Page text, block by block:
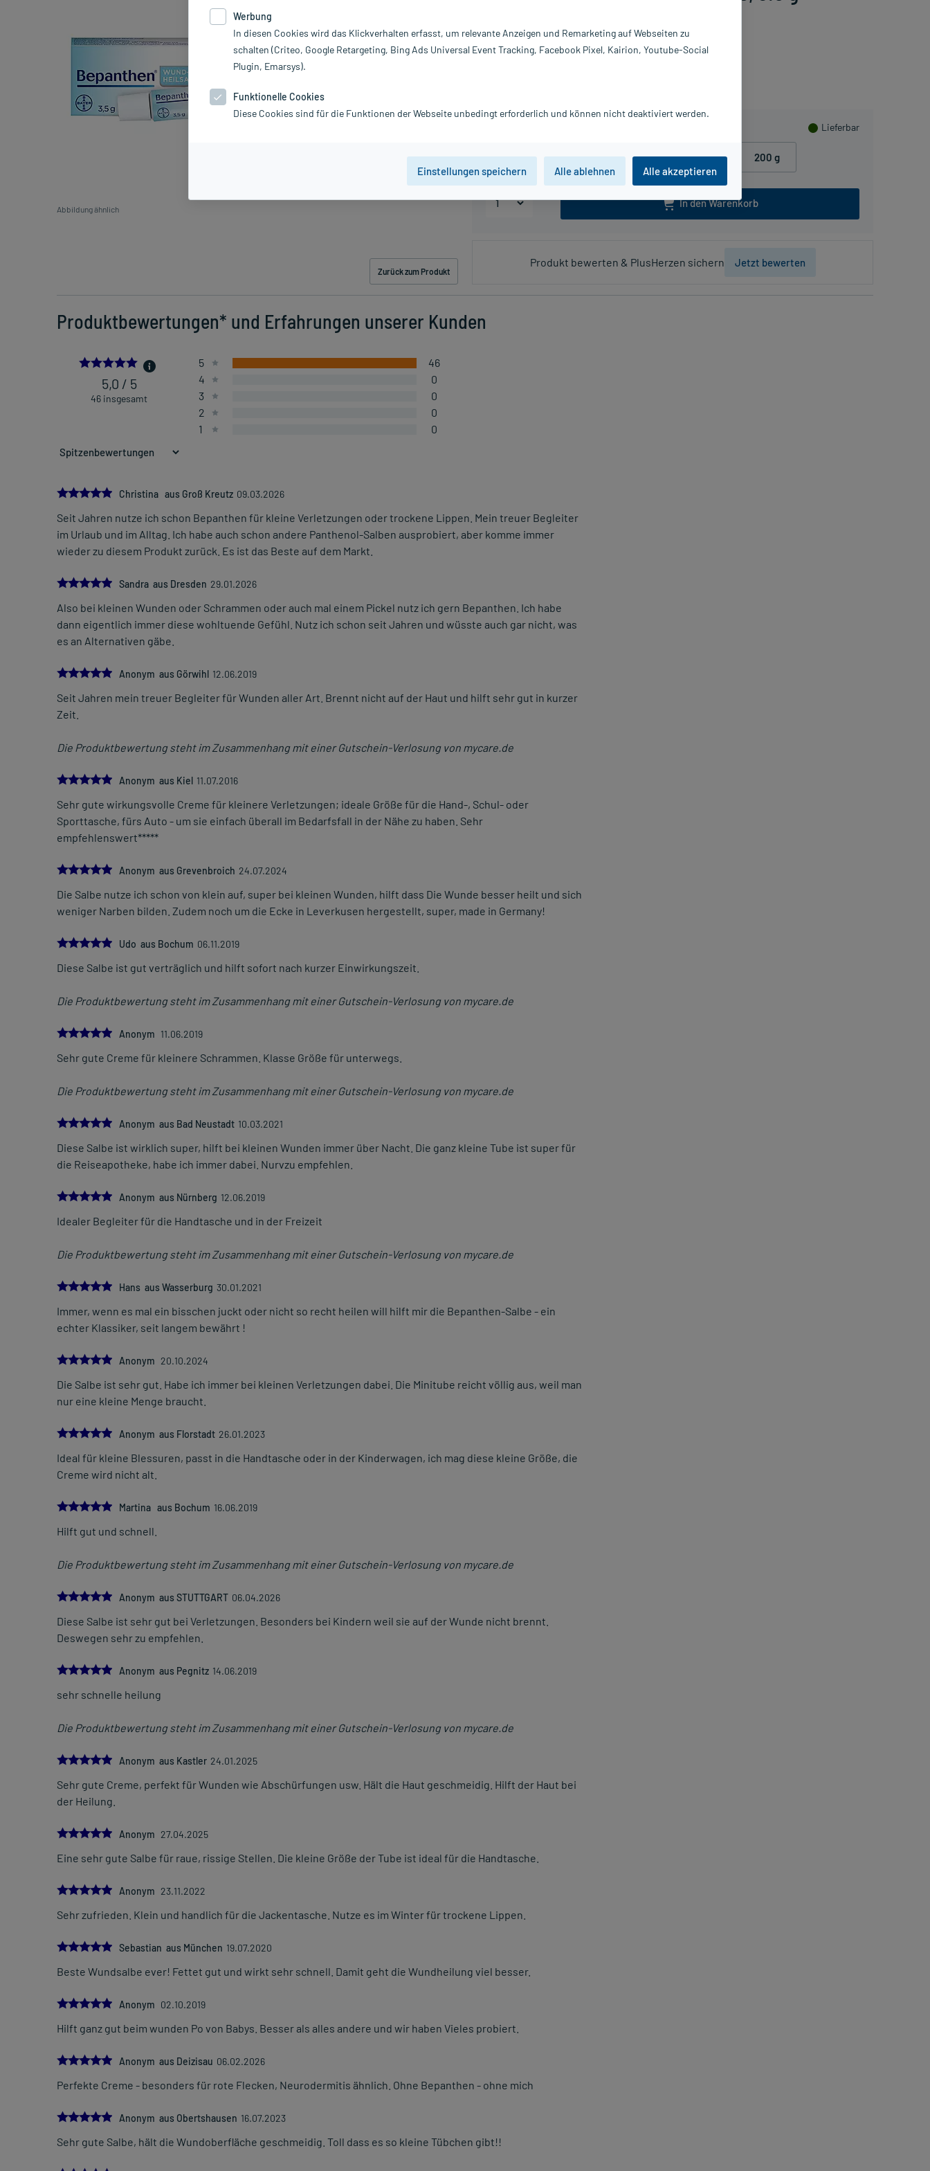
Abbildung ähnlich
Zurück zum Produkt
PZN:01578793
Lieferbar
4 g 20 g 50 g 100 g 200 g
In den Warenkorb
Produkt bewerten & PlusHerzen sichern Jetzt bewerten
Produktbewertungen* und Erfahrungen unserer Kunden
5.0
5,0 / 5
46 insgesamt
5
46
4
0
3
0
2
0
1
0
5.0
Christina aus Groß Kreutz 09.03.2026
Seit Jahren nutze ich schon Bepanthen für kleine Verletzungen oder trockene Lippen. Mein treuer Begleiter
im Urlaub und im Alltag. Ich habe auch schon andere Panthenol-Salben ausprobiert, aber komme immer
wieder zu diesem Produkt zurück. Es ist das Beste auf dem Markt.
5.0
Sandra aus Dresden 29.01.2026
Also bei kleinen Wunden oder Schrammen oder auch mal einem Pickel nutz ich gern Bepanthen. Ich habe
dann eigentlich immer diese wohltuende Gefühl. Nutz ich schon seit Jahren und wüsste auch gar nicht, was
es an Alternativen gäbe.
5.0
Anonym aus Görwihl 12.06.2019
Seit Jahren mein treuer Begleiter für Wunden aller Art. Brennt nicht auf der Haut und hilft sehr gut in kurzer
Zeit.
Die Produktbewertung steht im Zusammenhang mit einer Gutschein-Verlosung von mycare.de
5.0
Anonym aus Kiel 11.07.2016
Sehr gute wirkungsvolle Creme für kleinere Verletzungen; ideale Größe für die Hand-, Schul- oder
Sporttasche, fürs Auto - um sie einfach überall im Bedarfsfall in der Nähe zu haben. Sehr
empfehlenswert*****
5.0
Anonym aus Grevenbroich 24.07.2024
Die Salbe nutze ich schon von klein auf, super bei kleinen Wunden, hilft dass Die Wunde besser heilt und sich
weniger Narben bilden. Zudem noch um die Ecke in Leverkusen hergestellt, super, made in Germany!
5.0
Udo aus Bochum 06.11.2019
Diese Salbe ist gut verträglich und hilft sofort nach kurzer Einwirkungszeit.
Die Produktbewertung steht im Zusammenhang mit einer Gutschein-Verlosung von mycare.de
5.0
Anonym 11.06.2019
Sehr gute Creme für kleinere Schrammen. Klasse Größe für unterwegs.
Die Produktbewertung steht im Zusammenhang mit einer Gutschein-Verlosung von mycare.de
5.0
Anonym aus Bad Neustadt 10.03.2021
Diese Salbe ist wirklich super, hilft bei kleinen Wunden immer über Nacht. Die ganz kleine Tube ist super für
die Reiseapotheke, habe ich immer dabei. Nurvzu empfehlen.
5.0
Anonym aus Nürnberg 12.06.2019
Idealer Begleiter für die Handtasche und in der Freizeit
Die Produktbewertung steht im Zusammenhang mit einer Gutschein-Verlosung von mycare.de
5.0
Hans aus Wasserburg 30.01.2021
Immer, wenn es mal ein bisschen juckt oder nicht so recht heilen will hilft mir die Bepanthen-Salbe - ein
echter Klassiker, seit langem bewährt !
5.0
Anonym 20.10.2024
Die Salbe ist sehr gut. Habe ich immer bei kleinen Verletzungen dabei. Die Minitube reicht völlig aus, weil man
nur eine kleine Menge braucht.
5.0
Anonym aus Florstadt 26.01.2023
Ideal für kleine Blessuren, passt in die Handtasche oder in der Kinderwagen, ich mag diese kleine Größe, die
Creme wird nicht alt.
5.0
Martina aus Bochum 16.06.2019
Hilft gut und schnell.
Die Produktbewertung steht im Zusammenhang mit einer Gutschein-Verlosung von mycare.de
5.0
Anonym aus STUTTGART 06.04.2026
Diese Salbe ist sehr gut bei Verletzungen. Besonders bei Kindern weil sie auf der Wunde nicht brennt.
Deswegen sehr zu empfehlen.
5.0
Anonym aus Pegnitz 14.06.2019
sehr schnelle heilung
Die Produktbewertung steht im Zusammenhang mit einer Gutschein-Verlosung von mycare.de
5.0
Anonym aus Kastler 24.01.2025
Sehr gute Creme, perfekt für Wunden wie Abschürfungen usw. Hält die Haut geschmeidig. Hilft der Haut bei
der Heilung.
5.0
Anonym 27.04.2025
Eine sehr gute Salbe für raue, rissige Stellen. Die kleine Größe der Tube ist ideal für die Handtasche.
5.0
Anonym 23.11.2022
Sehr zufrieden. Klein und handlich für die Jackentasche. Nutze es im Winter für trockene Lippen.
5.0
Sebastian aus München 19.07.2020
Beste Wundsalbe ever! Fettet gut und wirkt sehr schnell. Damit geht die Wundheilung viel besser.
5.0
Anonym 02.10.2019
Hilft ganz gut beim wunden Po von Babys. Besser als alles andere und wir haben Vieles probiert.
5.0
Anonym aus Deizisau 06.02.2026
Perfekte Creme - besonders für rote Flecken, Neurodermitis ähnlich. Ohne Bepanthen - ohne mich
5.0
Anonym aus Obertshausen 16.07.2023
Sehr gute Salbe, hält die Wundoberfläche geschmeidig. Toll dass es so kleine Tübchen gibt!!
Werbung
In diesen Cookies wird das Klickverhalten erfasst, um relevante Anzeigen und Remarketing auf Webseiten zu
schalten (Criteo, Google Retargeting, Bing Ads Universal Event Tracking, Facebook Pixel, Kairion, Youtube-Social
Plugin, Emarsys).
Funktionelle Cookies
Diese Cookies sind für die Funktionen der Webseite unbedingt erforderlich und können nicht deaktiviert werden.
Einstellungen speichern Alle ablehnen Alle akzeptieren